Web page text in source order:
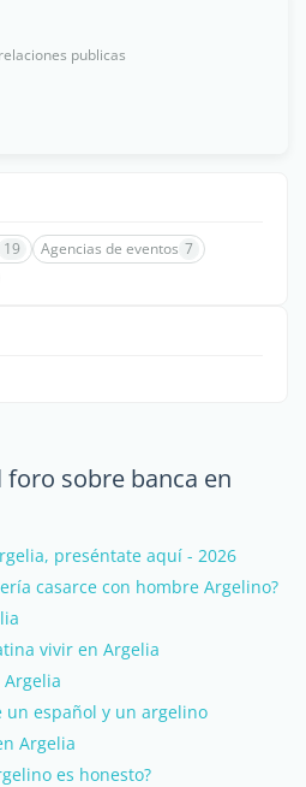
publicas
19 Agencias de eventos 7
foro sobre banca en
preséntate aquí - 2026
casarce con hombre Argelino?
vivir en Argelia
un español y un argelino
Argelia
es honesto?